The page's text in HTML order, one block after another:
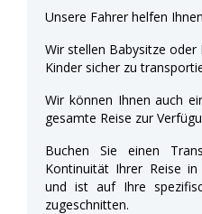
Unsere Fahrer helfen
Wir stellen Babysitze
Kinder sicher zu
Wir können Ihnen auch
gesamte Reise zur
Buchen Sie einen
Kontinuität Ihrer Reise
und ist auf Ihre
zugeschnitten.